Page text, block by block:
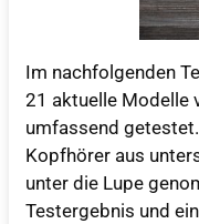
Im nachfolgenden
21 aktuelle Modelle
umfassend
Kopfhörer aus
unter die Lupe
Testergebnis und